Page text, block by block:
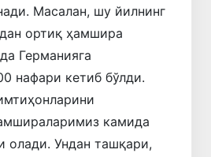
Масалан, шу йилнинг
ортиқ ҳамшира
Германияга
нафари кетиб бўлди.
камида
олади. Ундан ташқари,